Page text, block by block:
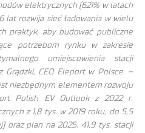
elektrycznych (621% w latach
lat rozwija sieć ładowania w wielu
praktyk, aby budować publiczne
potrzebom rynku w zakresie
umiejscowienia stacji
Grądzki, CEO Eleport w Polsce. –
niezbędnym elementem rozwoju
Polish EV Outlook z 2022 r.
z 1,8 tys. w 2019 roku, do 5,5
oraz plan na 2025. 41,9 tys. stacji